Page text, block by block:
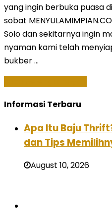
yang ingin berbuka puasa
sobat
Solo dan sekitarnya ingin
nyaman kami telah
bukber …
Informasi Terbaru
Apa Itu Baju
dan Tips
August 10, 2026